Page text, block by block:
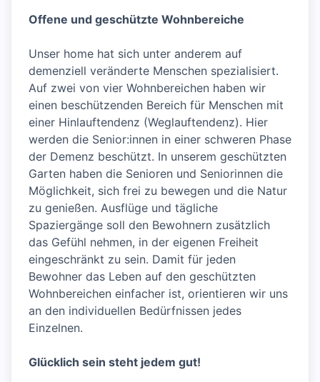
Offene und geschützte Wohnbereiche
Unser home hat sich unter anderem auf
demenziell veränderte Menschen spezialisiert.
Auf zwei von vier Wohnbereichen haben wir
einen beschützenden Bereich für Menschen mit
einer Hinlauftendenz (Weglauftendenz). Hier
werden die Senior:innen in einer schweren Phase
der Demenz beschützt. In unserem geschützten
Garten haben die Senioren und Seniorinnen die
Möglichkeit, sich frei zu bewegen und die Natur
zu genießen. Ausflüge und tägliche
Spaziergänge soll den Bewohnern zusätzlich
das Gefühl nehmen, in der eigenen Freiheit
eingeschränkt zu sein. Damit für jeden
Bewohner das Leben auf den geschützten
Wohnbereichen einfacher ist, orientieren wir uns
an den individuellen Bedürfnissen jedes
Einzelnen.
Glücklich sein steht jedem gut!